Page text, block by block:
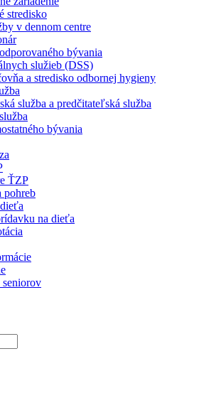
stredisko
v dennom centre
bývania
služieb (DSS)
a stredisko odbornej hygieny
služba a predčitateľská služba
bývania
ŤZP
pohreb
na dieťa